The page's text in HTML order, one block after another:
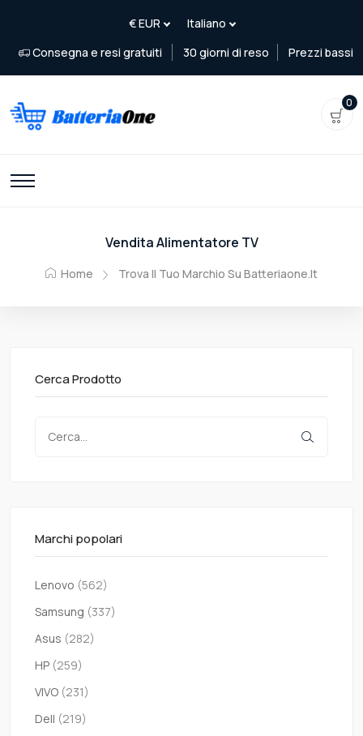
Consegna e resi gratuiti 30 giorni di reso Prezzi bassi
0
Vendita Alimentatore TV
Home Trova Il Tuo Marchio Su Batteriaone.it
Cerca Prodotto
Marchi popolari
Lenovo (562)
Samsung (337)
Asus (282)
HP (259)
VIVO (231)
Dell (219)